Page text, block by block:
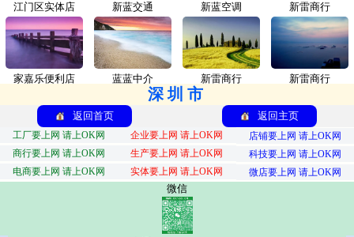
江门区实体店 新蓝交通
家嘉乐便利店 蓝蓝中介
新蓝空调 新雷商行
新雷商行 新雷商行
深圳市
返回首页 返回主页
工厂要上网 请上OK网 企业要上网 请上OK网
店铺要上网 请上OK网
商行要上网 请上OK网
生产要上网 请上OK网
科技要上网 请上OK网
电商要上网 请上OK网
实体要上网 请上OK网 微店要上网 请上OK网
微信